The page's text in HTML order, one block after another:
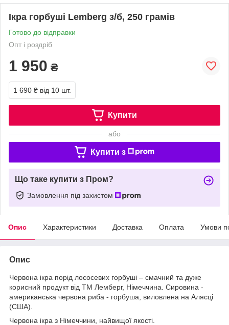
Ікра горбуші Lemberg з/б, 250 грамів
Готово до відправки
Опт і роздріб
1 950 ₴
1 690 ₴ від 10 шт.
Купити
або
Купити з
Що таке купити з Пром?
Замовлення під захистом
Опис Характеристики Доставка Оплата Умови
Опис
Червона ікра порід лососевих горбуші – смачний та дуже
корисний продукт від ТМ Лемберг, Німеччина. Сировина -
американська червона риба - горбуша, виловлена ​​на Алясці
(США).
Червона ікра з Німеччини, найвищої якості.